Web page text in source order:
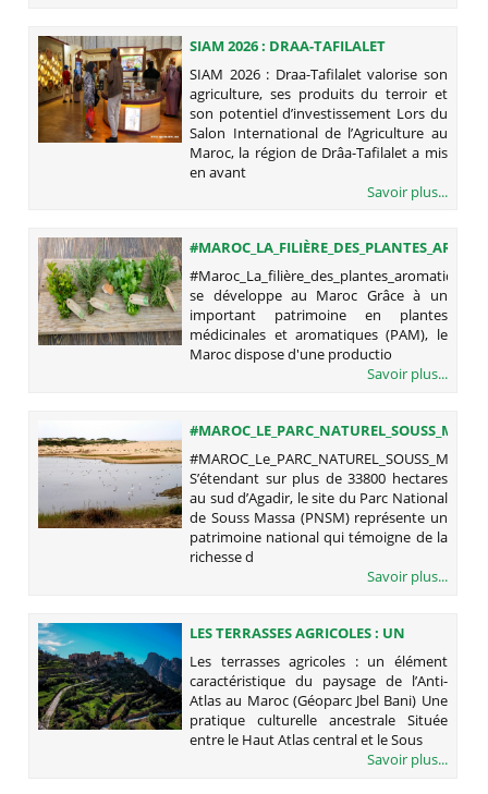
SIAM 2026 : DRAA-TAFILALET
VALORISE SON AGRICULTURE, SES
PRODUITS DU TERROIR ET SON
POTENTIEL D’INVESTISSEMENT
SIAM 2026 : Draa-Tafilalet valorise son
agriculture, ses produits du terroir et
son potentiel d’investissement Lors du
Salon International de l’Agriculture au
Maroc, la région de Drâa-Tafilalet a mis
en avant
Savoir plus...
SE DÉVELOPPE AU MAROC
se développe au Maroc Grâce à un
important patrimoine en plantes
médicinales et aromatiques (PAM), le
Maroc dispose d'une productio
Savoir plus...
#MAROC_Le_PARC_NATUREL_SOUSS_MASSA
S’étendant sur plus de 33800 hectares
au sud d’Agadir, le site du Parc National
de Souss Massa (PNSM) représente un
patrimoine national qui témoigne de la
richesse d
Savoir plus...
LES TERRASSES AGRICOLES : UN
ÉLÉMENT CARACTÉRISTIQUE DU
PAYSAGE DE L’ANTI-ATLAS AU
MAROC (GÉOPARC JBEL BANI)
Les terrasses agricoles : un élément
caractéristique du paysage de l’Anti-
Atlas au Maroc (Géoparc Jbel Bani) Une
pratique culturelle ancestrale Située
entre le Haut Atlas central et le Sous
Savoir plus...